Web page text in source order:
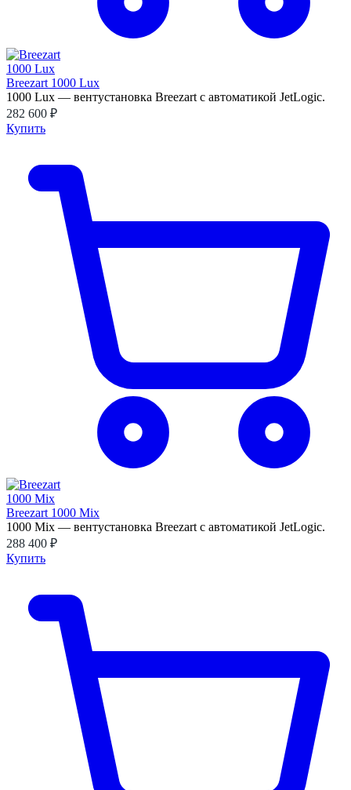
Breezart 1000 Lux
1000 Lux — вентустановка Breezart с автоматикой JetLogic.
282 600 ₽
Купить
Breezart 1000 Mix
1000 Mix — вентустановка Breezart с автоматикой JetLogic.
288 400 ₽
Купить